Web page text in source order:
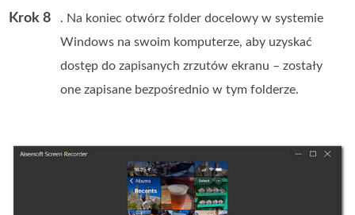
Krok 8
. Na koniec otwórz folder docelowy w systemie
Windows na swoim komputerze, aby uzyskać
dostęp do zapisanych zrzutów ekranu – zostały
one zapisane bezpośrednio w tym folderze.